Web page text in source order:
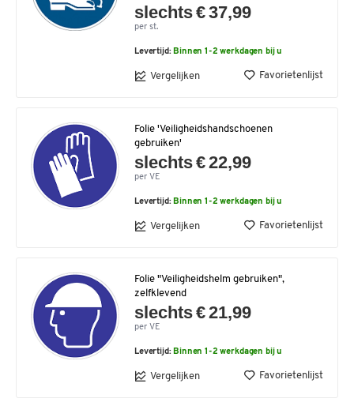
slechts € 37,99
per st.
Levertijd:Binnen 1-2 werkdagen bij u
Vergelijken Favorietenlijst
Folie 'Veiligheidshandschoenen
gebruiken'
slechts € 22,99
per VE
Levertijd:Binnen 1-2 werkdagen bij u
Vergelijken Favorietenlijst
Folie "Veiligheidshelm gebruiken",
zelfklevend
slechts € 21,99
per VE
Levertijd:Binnen 1-2 werkdagen bij u
Vergelijken Favorietenlijst